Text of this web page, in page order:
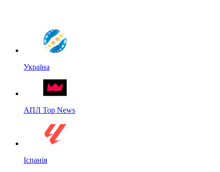
Україна
АПЛ Top News
Іспанія